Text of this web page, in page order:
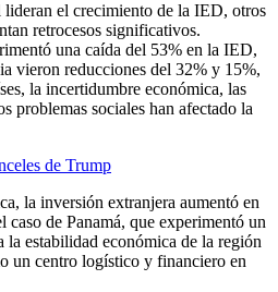
el crecimiento de la IED, otros
retrocesos significativos.
una caída del 53% en la IED,
vieron reducciones del 32% y 15%,
la incertidumbre económica, las
problemas sociales han afectado la
de Trump
la inversión extranjera aumentó en
caso de Panamá, que experimentó un
la estabilidad económica de la región
un centro logístico y financiero en